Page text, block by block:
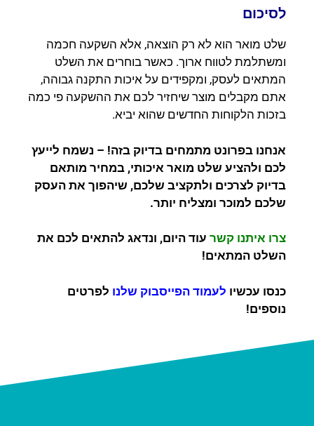
לסיכום
שלט מואר הוא לא רק הוצאה, אלא השקעה חכמה
ומשתלמת לטווח ארוך. כאשר בוחרים את השלט
המתאים לעסק, ומקפידים על איכות התקנה גבוהה,
אתם מקבלים מוצר שיחזיר לכם את ההשקעה פי כמה
בזכות הלקוחות החדשים שהוא יביא.
אנחנו בפרונט מתמחים בדיוק בזה! – נשמח לייעץ
לכם ולהציע שלט מואר איכותי, במחיר מותאם
בדיוק לצרכים ולתקציב שלכם, שיהפוך את העסק
שלכם למוכר ומצליח יותר.
צרו איתנו קשר עוד היום, ונדאג להתאים לכם את
השלט המתאים!
כנסו עכשיו לעמוד הפייסבוק שלנו לפרטים
נוספים!